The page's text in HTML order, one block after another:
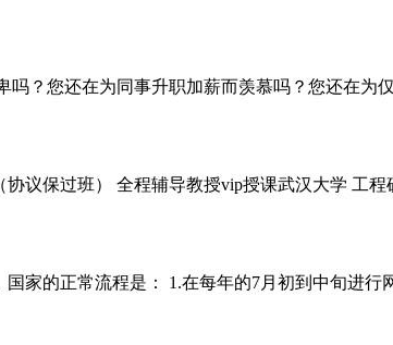
？您还在为同事升职加薪而羡慕吗？您还在为
议保过班） 全程辅导教授vip授课武汉大学 工程
家的正常流程是： 1.在每年的7月初到中旬进行